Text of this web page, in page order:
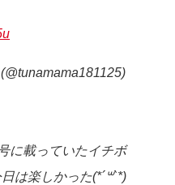
に載っていたイチボ
は楽しかった(*´꒳`*)